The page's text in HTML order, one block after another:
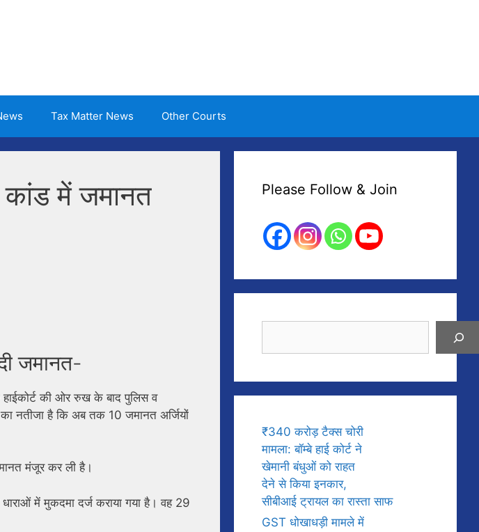
Tax Matter News Other Courts
कांड में जमानत
जमानत-
हाईकोर्ट की ओर रुख के बाद पुलिस व
का नतीजा है कि अब तक 10 जमानत अर्जियों
मंजूर कर ली है।
में मुकदमा दर्ज कराया गया है। वह 29
Please Follow & Join
₹340 करोड़ टैक्स चोरी
मामला: बॉम्बे हाई कोर्ट ने
खेमानी बंधुओं को राहत
देने से किया इनकार,
सीबीआई ट्रायल का रास्ता साफ
GST धोखाधड़ी मामले में